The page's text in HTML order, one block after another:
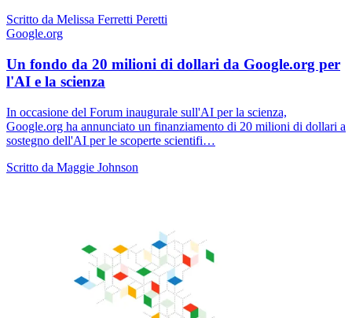
Scritto da Melissa Ferretti Peretti
Google.org
Un fondo da 20 milioni di dollari da Google.org per
l'AI e la scienza
In occasione del Forum inaugurale sull'AI per la scienza,
Google.org ha annunciato un finanziamento di 20 milioni di dollari a
sostegno dell'AI per le scoperte scientifi…
Scritto da Maggie Johnson